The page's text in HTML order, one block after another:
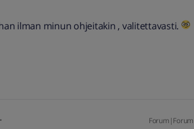
ilman minun ohjeitakin , valitettavasti.